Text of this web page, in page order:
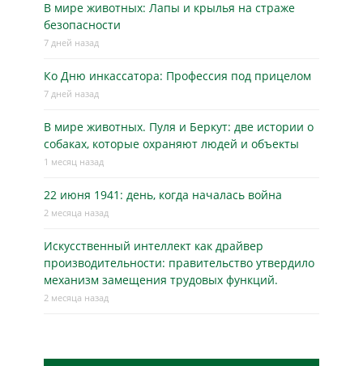
В мире животных: Лапы и крылья на страже
безопасности
7 дней назад
Ко Дню инкассатора: Профессия под прицелом
7 дней назад
В мире животных. Пуля и Беркут: две истории о
собаках, которые охраняют людей и объекты
1 месяц назад
22 июня 1941: день, когда началась война
2 месяца назад
Искусственный интеллект как драйвер
производительности: правительство утвердило
механизм замещения трудовых функций.
2 месяца назад